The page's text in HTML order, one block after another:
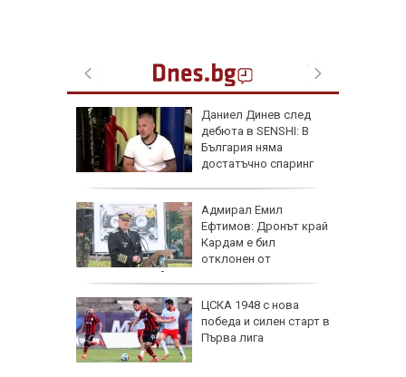
Даниел Динев след
дебюта в SENSHI: В
България няма
достатъчно спаринг
Адмирал Емил
Ефтимов: Дронът край
Кардам е бил
отклонен от
електронна война
ЦСКА 1948 с нова
победа и силен старт в
Първа лига